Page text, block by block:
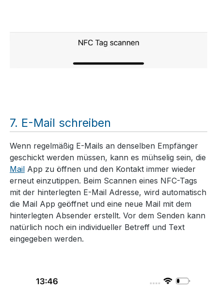
E-Mail schreiben
Wenn regelmäßig E-Mails an denselben Empfänger
geschickt werden müssen, kann es mühselig sein, die
Mail App zu öffnen und den Kontakt immer wieder
erneut einzutippen. Beim Scannen eines NFC-Tags
mit der hinterlegten E-Mail Adresse, wird automatisch
die Mail App geöffnet und eine neue Mail mit dem
hinterlegten Absender erstellt. Vor dem Senden kann
natürlich noch ein individueller Betreff und Text
eingegeben werden.